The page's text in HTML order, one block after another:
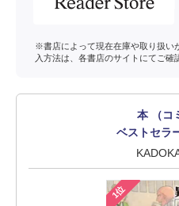
※書店によって現在在庫や取り扱い
入方法は、各書店のサイトにてご確
本 （コ
ベストセラ
1位